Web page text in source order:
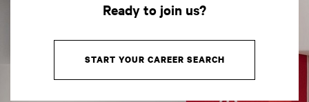
Ready to join us?
START YOUR CAREER SEARCH